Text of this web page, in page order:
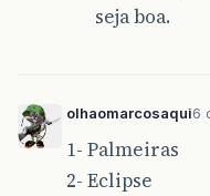
seja boa.
olhaomarcosaqui6
1- Palmeiras
2- Eclipse